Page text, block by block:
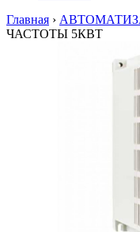
Главная ›
ЧАСТОТЫ 5КВТ